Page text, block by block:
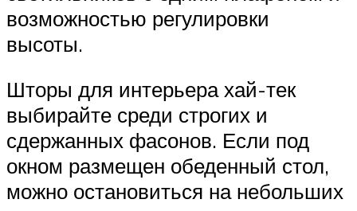
возможностью регулировки
высоты.
Шторы для интерьера хай-тек
выбирайте среди строгих и
сдержанных фасонов. Если под
окном размещен обеденный стол,
можно остановиться на небольших